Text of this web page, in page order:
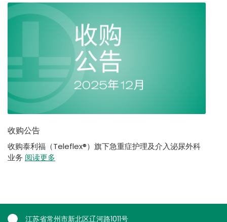
收购公告
收购泰利福（Teleflex®）旗下急重症护理及介入泌尿外科
业务 阅读更多
江苏省常州市新北区辽河路1011号